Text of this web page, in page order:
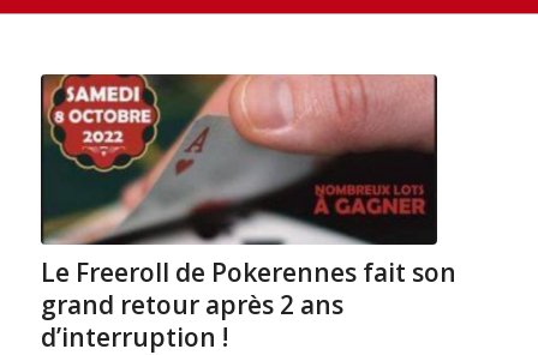
Le Freeroll de Pokerennes fait son
grand retour après 2 ans
d’interruption !